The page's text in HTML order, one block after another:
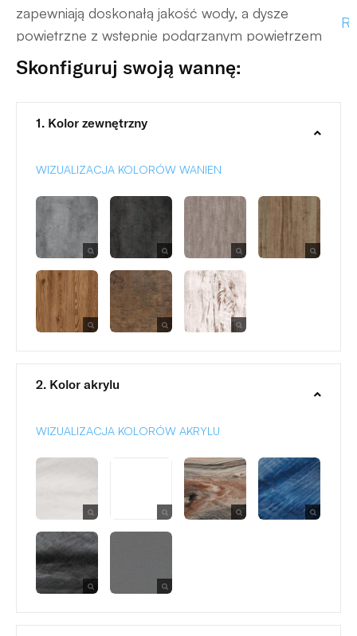
zapewniają doskonałą jakość wody, a dysze
powietrzne z wstępnie podgrzanym powietrzem
oraz wodospad relaksacyjny dodatkowo
wzmacniają efekt relaksacyjny kąpieli.
Skonfiguruj swoją wannę:
1. Kolor zewnętrzny
WIZUALIZACJA KOLORÓW WANIEN
2. Kolor akrylu
WIZUALIZACJA KOLORÓW AKRYLU